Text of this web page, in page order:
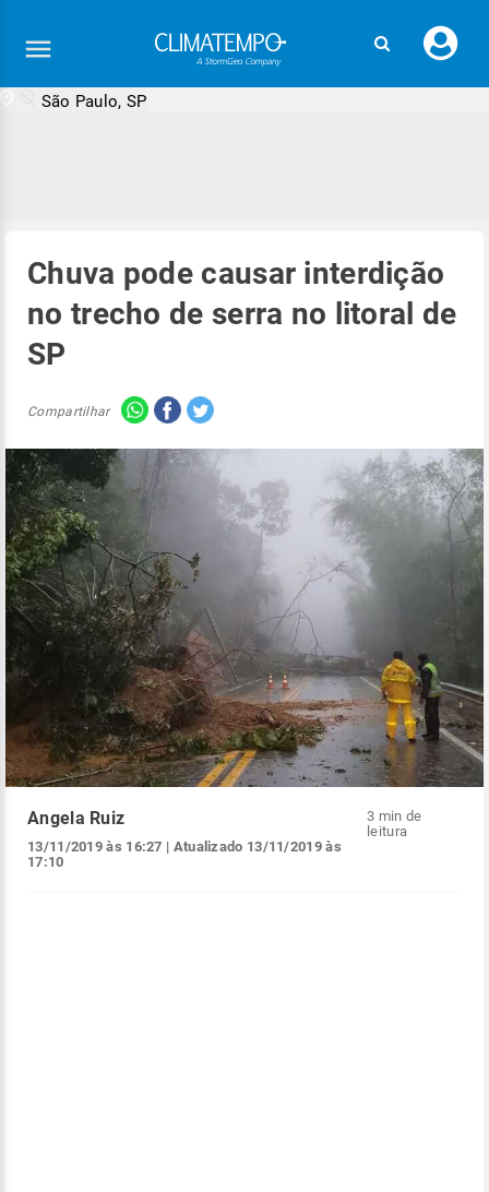
seu
São Paulo, SP
Chuva pode causar interdição
no trecho de serra no litoral de
SP
Compartilhar
Angela Ruiz
13/11/2019 às 16:27 | Atualizado 13/11/2019 às
17:10
3 min de
leitura